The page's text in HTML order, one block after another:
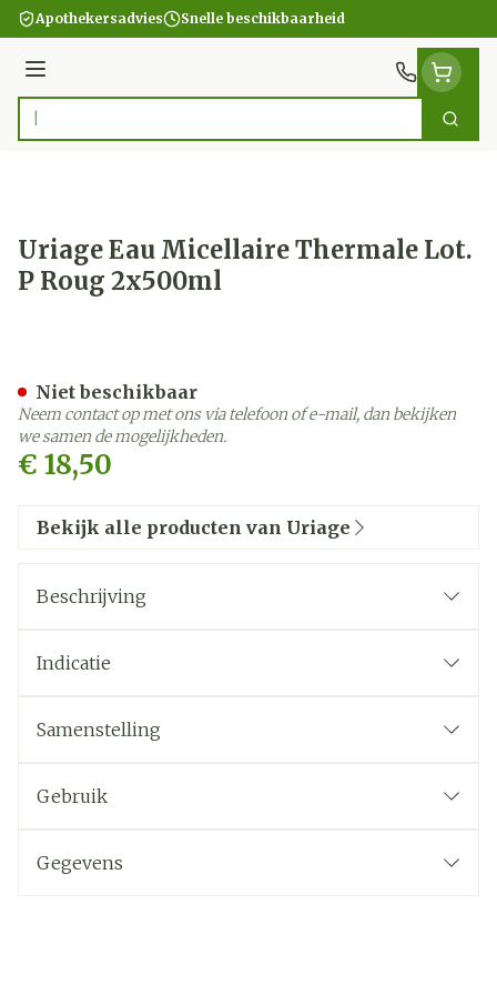
Ga naar de inhoud
Apothekersadvies Snelle beschikbaarheid
Menu
Product, merk, categorie... Zoek
Uriage Eau Micellaire Thermale Lot.
P Roug 2x500ml
€ 18,50
Niet beschikbaar
Neem contact op met ons via telefoon of e-mail, dan bekijken
we samen de mogelijkheden.
Bekijk alle producten van Uriage
Beschrijving
Indicatie
Samenstelling
Gebruik
Gegevens